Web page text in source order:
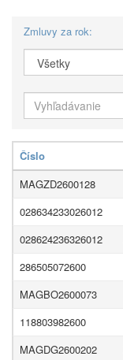
Zmluvy za rok:
Číslo
MAGZD2600128
028634233026012
028624236326012
286505072600
MAGBO2600073
118803982600
MAGDG2600202